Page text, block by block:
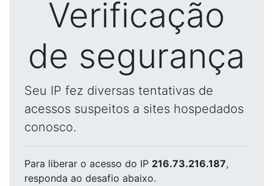
Verificação
de segurança
Seu IP fez diversas tentativas de
acessos suspeitos a sites hospedados
conosco.
Para liberar o acesso do IP 216.73.216.187,
responda ao desafio abaixo.